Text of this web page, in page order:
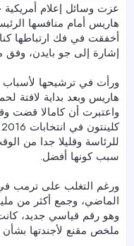
عزت وسائل إعلام أمريكية
هاريس أمام منافسها
أخفقت في فك ارتباطها
إشارة إلى جو بايدن،
ورأت في ترشيحها لأسباب
هاريس وبعد بداية لافتة
واعتبرت أن كامالا قضت
للرئاسة وقليلا جدا من
سبب كونها أفضل.
الماضي، وجمع أكثر من
وهو رقم قياسي جديد،
ملخص مقنع لأجندتها بشأن